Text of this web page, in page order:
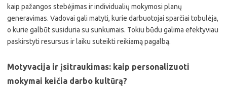
kaip pažangos stebėjimas ir individualių mokymosi planų
generavimas. Vadovai gali matyti, kurie darbuotojai sparčiai tobulėja,
o kurie galbūt susiduria su sunkumais. Tokiu būdu galima efektyviau
paskirstyti resursus ir laiku suteikti reikiamą pagalbą.
Motyvacija ir įsitraukimas: kaip personalizuoti
mokymai keičia darbo kultūrą?